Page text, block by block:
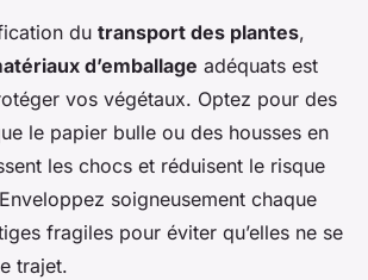
du transport des plantes,
d’emballage adéquats est
vos végétaux. Optez pour des
le papier bulle ou des housses en
les chocs et réduisent le risque
soigneusement chaque
fragiles pour éviter qu’elles ne se
trajet.